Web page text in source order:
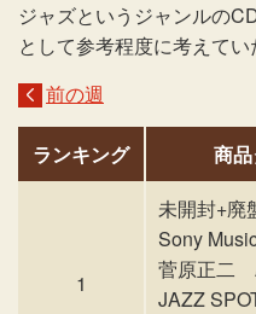
ジャズというジャンルの
として参考程度に考えてい
前の週
ランキング 商
1
未開封+廃
Sony
菅原正二
JAZZ